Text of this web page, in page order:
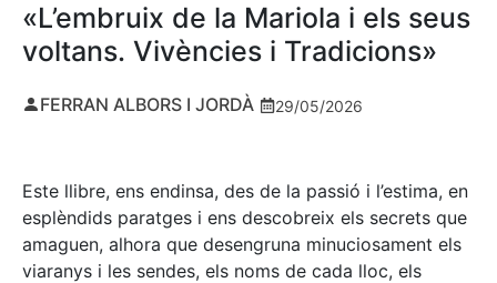
«L’embruix de la Mariola i els seus
voltans. Vivències i Tradicions»
FERRAN ALBORS I JORDÀ 29/05/2026
Este llibre, ens endinsa, des de la passió i l’estima, en
esplèndids paratges i ens descobreix els secrets que
amaguen, alhora que desengruna minuciosament els
viaranys i les sendes, els noms de cada lloc, els